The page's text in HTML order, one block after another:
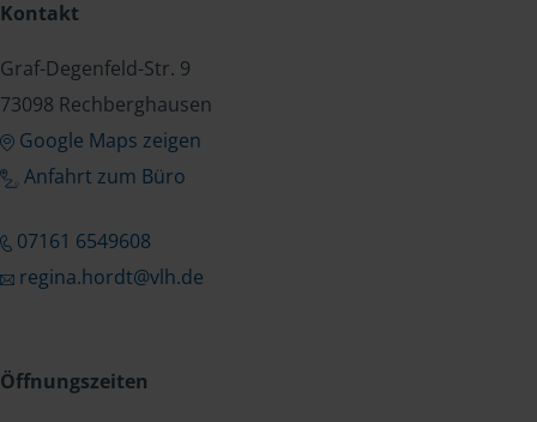
Kontakt
Graf-Degenfeld-Str. 9
73098 Rechberghausen
Google Maps zeigen
Anfahrt zum Büro
07161 6549608
regina.hordt@vlh.de
Öffnungszeiten